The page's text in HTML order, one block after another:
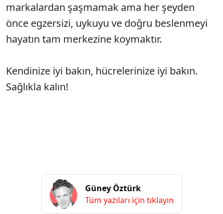
markalardan şaşmamak ama her şeyden
önce egzersizi, uykuyu ve doğru beslenmeyi
hayatın tam merkezine koymaktır.
Kendinize iyi bakın, hücrelerinize iyi bakın.
Sağlıkla kalın!
Güney Öztürk
Tüm yazıları için tıklayın